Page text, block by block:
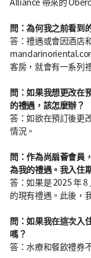
問：為何我之前看到
答：禮遇或會因酒店
客房，就會有一系列
問：如果我想更改在
的禮遇，該怎麼辦？
答：如欲在預訂後更
情況。
問：作為尚扇薈會員
為我的禮遇。我入住
答：如果是 2025 年
的現有禮遇。此後，
問：如果我在這次入
嗎？
答：水療和餐飲禮券